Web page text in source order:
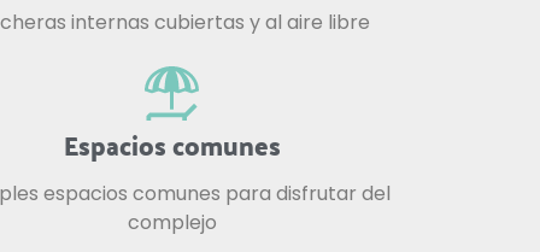
internas cubiertas y al aire libre
Espacios comunes
espacios comunes para disfrutar del
complejo